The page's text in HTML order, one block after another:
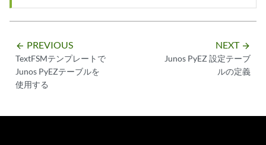
arrow_backward PREVIOUS
TextFSMテンプレートで
Junos PyEZテーブルを
使用する
NEXT arrow_forward
Junos PyEZ 設定テーブ
ルの定義